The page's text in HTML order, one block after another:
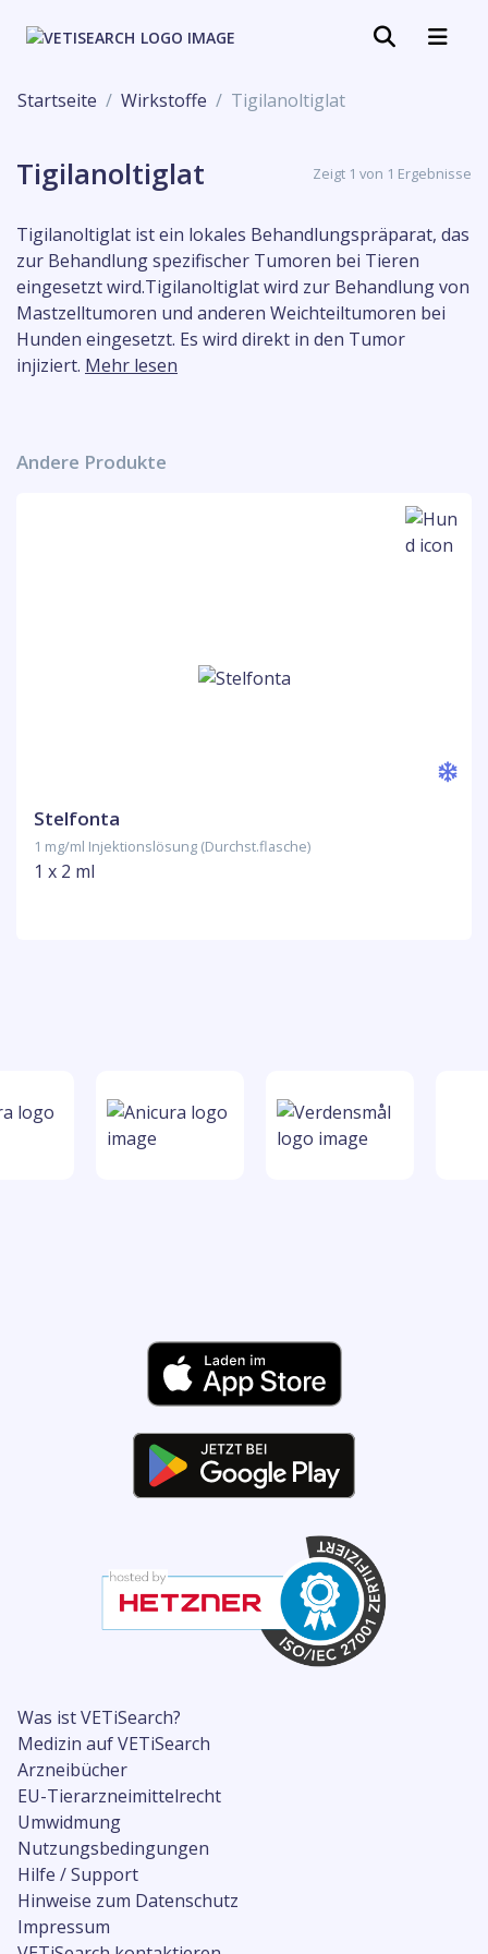
Startseite Wirkstoffe Tigilanoltiglat
Tigilanoltiglat Zeigt 1 von 1 Ergebnisse
Tigilanoltiglat ist ein lokales Behandlungspräparat, das
zur Behandlung spezifischer Tumoren bei Tieren
eingesetzt wird.Tigilanoltiglat wird zur Behandlung von
Mastzelltumoren und anderen Weichteiltumoren bei
Hunden eingesetzt. Es wird direkt in den Tumor
injiziert. Mehr lesen
Andere Produkte
Stelfonta
1 mg/ml Injektionslösung (Durchst.flasche)
1 x 2 ml
Was ist VETiSearch?
Medizin auf VETiSearch
Arzneibücher
EU-Tierarzneimittelrecht
Umwidmung
Nutzungsbedingungen
Hilfe / Support
Hinweise zum Datenschutz
Impressum